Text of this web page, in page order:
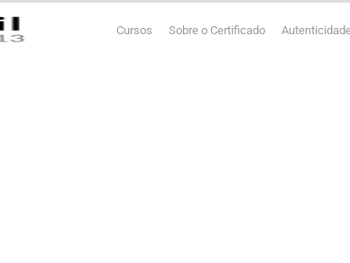
Cursos Sobre o Certificado